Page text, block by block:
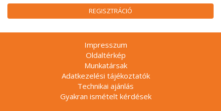
REGISZTRÁCIÓ
Impresszum
Oldaltérkép
Munkatársak
Adatkezelési tájékoztatók
Technikai ajánlás
Gyakran ismételt kérdések